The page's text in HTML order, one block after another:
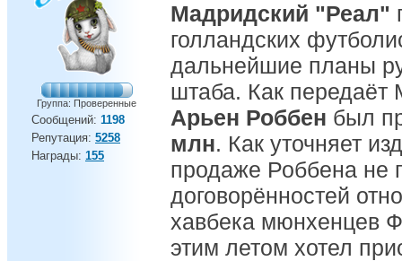
Группа: Проверенные
Сообщений: 1198
Репутация: 5258
Награды: 155
Мадридский "Реал"
голландских
дальнейшие планы
штаба. Как передаёт
Арьен Роббен был
млн. Как уточняет
продаже Роббена не
договорённостей
хавбека мюнхенцев
этим летом хотел